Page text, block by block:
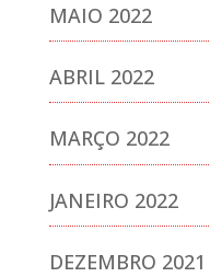
MAIO 2022
ABRIL 2022
MARÇO 2022
JANEIRO 2022
DEZEMBRO 2021